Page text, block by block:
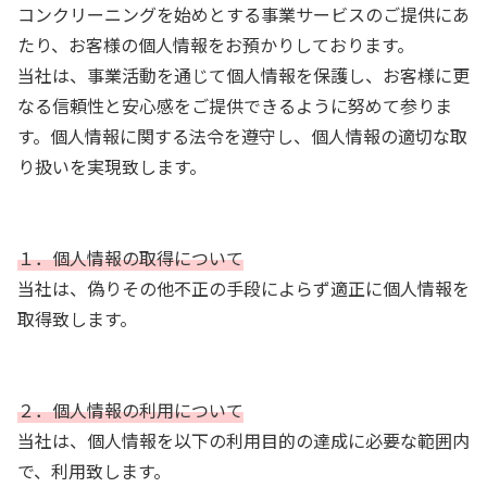
コンクリーニングを始めとする事業サービスのご提供にあ
たり、お客様の個人情報をお預かりしております。
当社は、事業活動を通じて個人情報を保護し、お客様に更
なる信頼性と安心感をご提供できるように努めて参りま
す。個人情報に関する法令を遵守し、個人情報の適切な取
り扱いを実現致します。
１．個人情報の取得について
当社は、偽りその他不正の手段によらず適正に個人情報を
取得致します。
２．個人情報の利用について
当社は、個人情報を以下の利用目的の達成に必要な範囲内
で、利用致します。